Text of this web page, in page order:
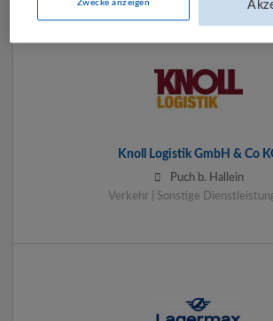
Knoll Logistik GmbH & Co
Puch b. Hallein
Verkehr | Sonstige
Zwecke anzeigen